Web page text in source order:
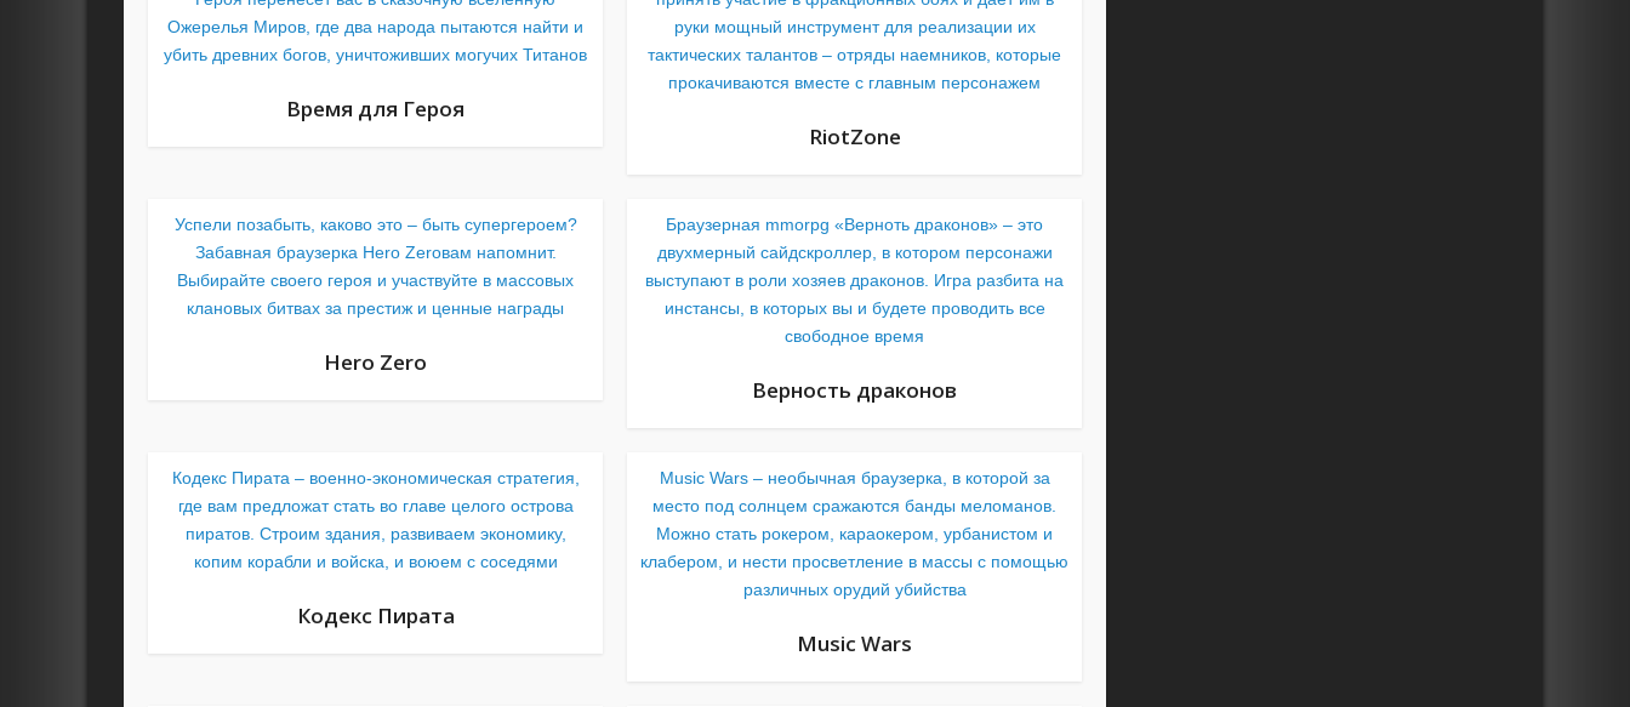
Ожерелья Миров, где два народа пытаются найти и
убить древних богов, уничтоживших могучих Титанов
Время для Героя
руки мощный инструмент для реализации их
тактических талантов – отряды наемников, которые
прокачиваются вместе с главным персонажем
RiotZone
Успели позабыть, каково это – быть супергероем?
Забавная браузерка Hero Zeroвам напомнит.
Выбирайте своего героя и участвуйте в массовых
клановых битвах за престиж и ценные награды
Hero Zero
Браузерная mmorpg «Верноть драконов» – это
двухмерный сайдскроллер, в котором персонажи
выступают в роли хозяев драконов. Игра разбита на
инстансы, в которых вы и будете проводить все
свободное время
Верность драконов
Кодекс Пирата – военно-экономическая стратегия,
где вам предложат стать во главе целого острова
пиратов. Строим здания, развиваем экономику,
копим корабли и войска, и воюем с соседями
Кодекс Пирата
Music Wars – необычная браузерка, в которой за
место под солнцем сражаются банды меломанов.
Можно стать рокером, караокером, урбанистом и
клабером, и нести просветление в массы с помощью
различных орудий убийства
Music Wars